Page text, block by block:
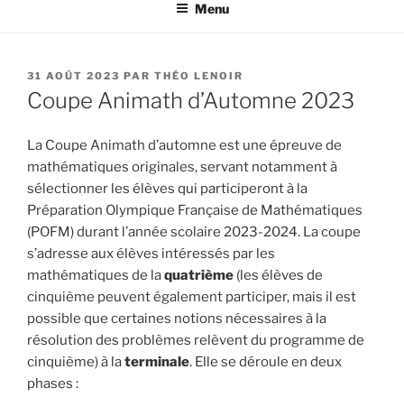
Menu
PUBLIÉ
LE
31 AOÛT 2023 PAR THÉO LENOIR
Coupe Animath d’Automne 2023
La Coupe Animath d’automne est une épreuve de
mathématiques originales, servant notamment à
sélectionner les élèves qui participeront à la
Préparation Olympique Française de Mathématiques
(POFM) durant l’année scolaire 2023-2024. La coupe
s’adresse aux élèves intéressés par les
mathématiques de laquatrième (les élèves de
cinquième peuvent également participer, mais il est
possible que certaines notions nécessaires à la
résolution des problèmes relèvent du programme de
cinquième) à laterminale. Elle se déroule en deux
phases :